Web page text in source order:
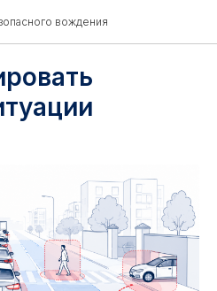
вождения